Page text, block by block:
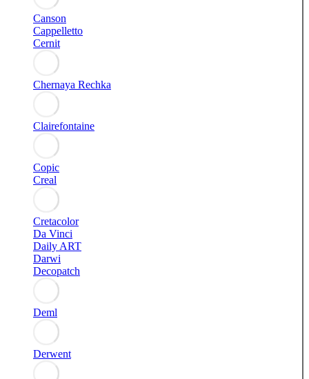
Canson
Cappelletto
Cernit
Chernaya Rechka
Clairefontaine
Copic
Creal
Cretacolor
Da Vinci
Daily ART
Darwi
Decopatch
Deml
Derwent